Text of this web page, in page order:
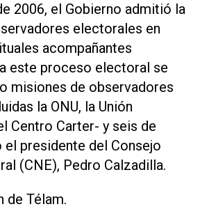
2006, el Gobierno admitió la
electorales en
acompañantes
este proceso electoral se
misiones de observadores
la ONU, la Unión
Centro Carter- y seis de
el presidente del Consejo
(CNE), Pedro Calzadilla.
de Télam.